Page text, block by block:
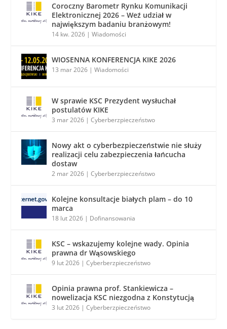
Coroczny Barometr Rynku Komunikacji
Elektronicznej 2026 – Weź udział w
największym badaniu branżowym!
14 kw. 2026 |Wiadomości
WIOSENNA KONFERENCJA KIKE 2026
13 mar 2026 |Wiadomości
W sprawie KSC Prezydent wysłuchał
postulatów KIKE
3 mar 2026 |Cyberberzpieczeństwo
Nowy akt o cyberbezpieczeństwie nie służy
realizacji celu zabezpieczenia łańcucha
dostaw
2 mar 2026 |Cyberberzpieczeństwo
Kolejne konsultacje białych plam – do 10
marca
18 lut 2026 | Dofinansowania
KSC – wskazujemy kolejne wady. Opinia
prawna dr Wąsowskiego
9 lut 2026 |Cyberberzpieczeństwo
Opinia prawna prof. Stankiewicza –
nowelizacja KSC niezgodna z Konstytucją
3 lut 2026 |Cyberberzpieczeństwo